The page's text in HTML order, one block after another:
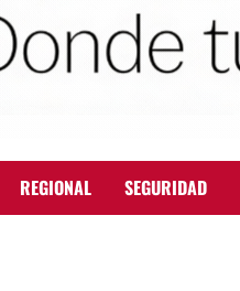
REGIONAL SEGURIDAD